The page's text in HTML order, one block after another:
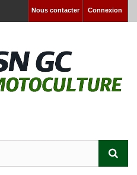
Connexion
Nous contacter